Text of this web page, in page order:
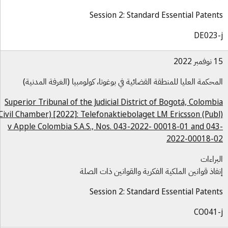
Session 2: Standard Essential
العليا للمنطقة القضائية في بوغوتا، كولومبيا (الغرفة المدنية)
Superior Tribunal of the Judicial District of Bogotá,
(Civil Chamber) [2022]: Telefonaktiebolaget LM Ericsson
v Apple Colombia S.A.S., Nos. 043-2022- 00018-01 and
2022-00018-
قوانين الملكية الفكرية والقوانين ذات الصلة
Session 2: Standard Essential